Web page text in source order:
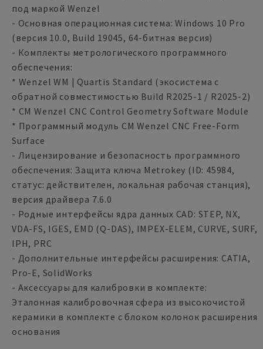
под маркой Wenzel
- Основная операционная система: Windows 10 Pro
(версия 10.0, Build 19045, 64-битная версия)
- Комплекты метрологического программного
обеспечения:
* Wenzel WM | Quartis Standard (экосистема с
обратной совместимостью Build R2025-1 / R2025-2)
* CM Wenzel CNC Control Geometry Software Module
* Программный модуль CM Wenzel CNC Free-Form
Surface
- Лицензирование и безопасность программного
обеспечения: Защита ключа Metrokey (ID: 45984,
статус: действителен, локальная рабочая станция),
версия драйвера 7.6.0
- Родные интерфейсы ядра данных CAD: STEP, NX,
VDA-FS, IGES, EMD (Q-DAS), IMPEX-ELEM, CURVE, SURF,
IPH, PRC
- Дополнительные интерфейсы расширения: CATIA,
Pro-E, SolidWorks
- Аксессуары для калибровки в комплекте:
Эталонная калибровочная сфера из высокочистой
керамики в комплекте с блоком колонок расширения
основания